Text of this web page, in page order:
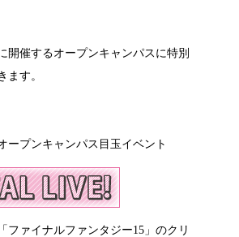
開催するオープンキャンパスに特別
ます。
ープンキャンパス目玉イベント
ファイナルファンタジー15」のクリ